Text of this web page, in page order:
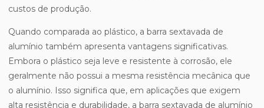
custos de produção.
Quando comparada ao plástico, a barra sextavada de
alumínio também apresenta vantagens significativas.
Embora o plástico seja leve e resistente à corrosão, ele
geralmente não possui a mesma resistência mecânica que
o alumínio. Isso significa que, em aplicações que exigem
alta resistência e durabilidade, a barra sextavada de alumínio